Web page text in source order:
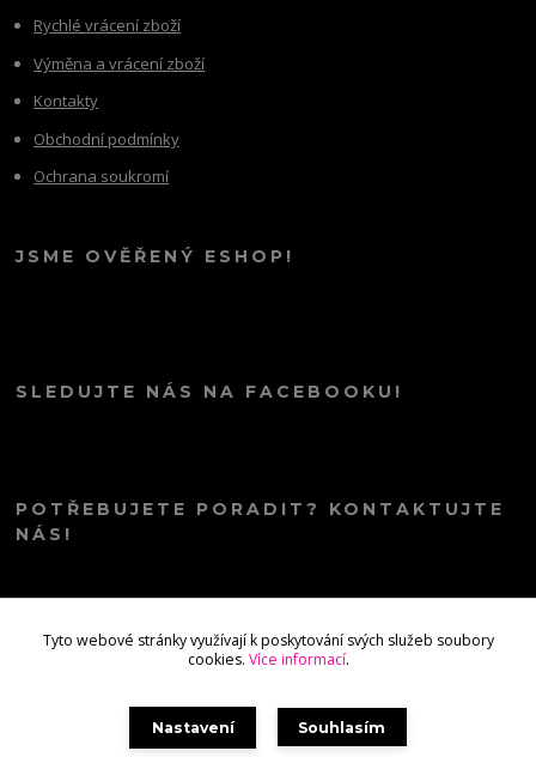
Rychlé vrácení zboží
Výměna a vrácení zboží
Kontakty
Obchodní podmínky
Ochrana soukromí
JSME OVĚŘENÝ ESHOP!
SLEDUJTE NÁS NA FACEBOOKU!
POTŘEBUJETE PORADIT? KONTAKTUJTE
NÁS!
Tyto webové stránky využívají k poskytování svých služeb soubory
cookies. Více informací.
Nastavení Souhlasím